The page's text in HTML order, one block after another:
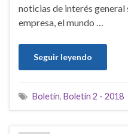
noticias de interés
empresa, el mundo …
Seguir leyendo
Boletín, Boletín 2 - 2018